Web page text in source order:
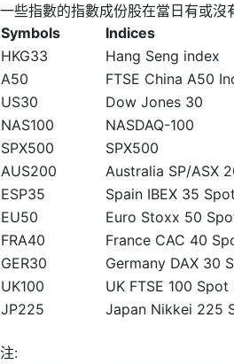
一些指數的指數成份股在當日有或沒
Symbols
Indices
HKG33
Hang Seng index
A50
FTSE China A50
US30
Dow Jones 30
NAS100
NASDAQ-100
SPX500
SPX500
AUS200
Australia SP/ASX
ESP35
Spain IBEX 35
EU50
Euro Stoxx 50
FRA40
France CAC 40
GER30
Germany DAX 30
UK100
UK FTSE 100 Spot
JP225
Japan Nikkei 225
注: